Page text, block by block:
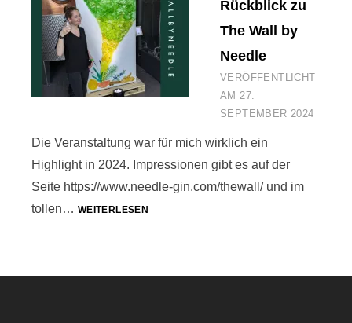
Rückblick zu
The Wall by
Needle
VERÖFFENTLICHT
AM27.
SEPTEMBER 2024
Die Veranstaltung war für mich wirklich ein
Highlight in 2024. Impressionen gibt es auf der
Seite https://www.needle-gin.com/thewall/ und im
tollen… WEITERLESENRÜCKBLICK